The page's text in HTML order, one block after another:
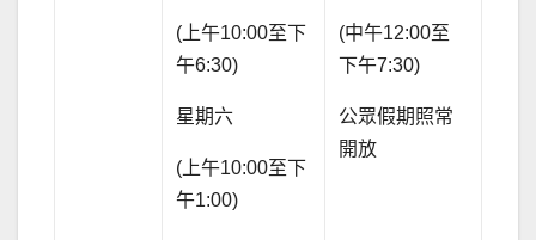
(上午10:00至下
午6:30)
星期六
(上午10:00至下
午1:00)
(中午12:00至
下午7:30)
公眾假期照常
開放